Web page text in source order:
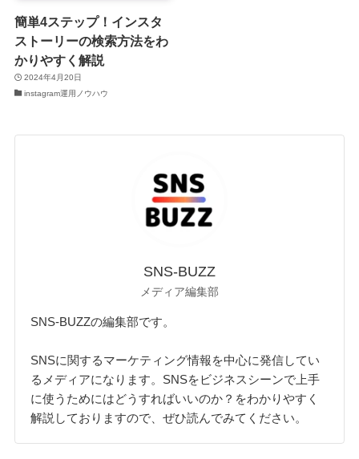
簡単4ステップ！インスタ
ストーリーの検索方法をわ
かりやすく解説
2024年4月20日
instagram運用ノウハウ
SNS-BUZZ
メディア編集部
SNS-BUZZの編集部です。
SNSに関するマーケティング情報を中心に発信してい
るメディアになります。SNSをビジネスシーンで上手
に使うためにはどうすればいいのか？をわかりやすく
解説しておりますので、ぜひ読んでみてください。